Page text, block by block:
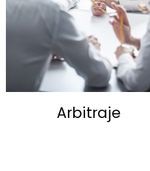
Arbitraje